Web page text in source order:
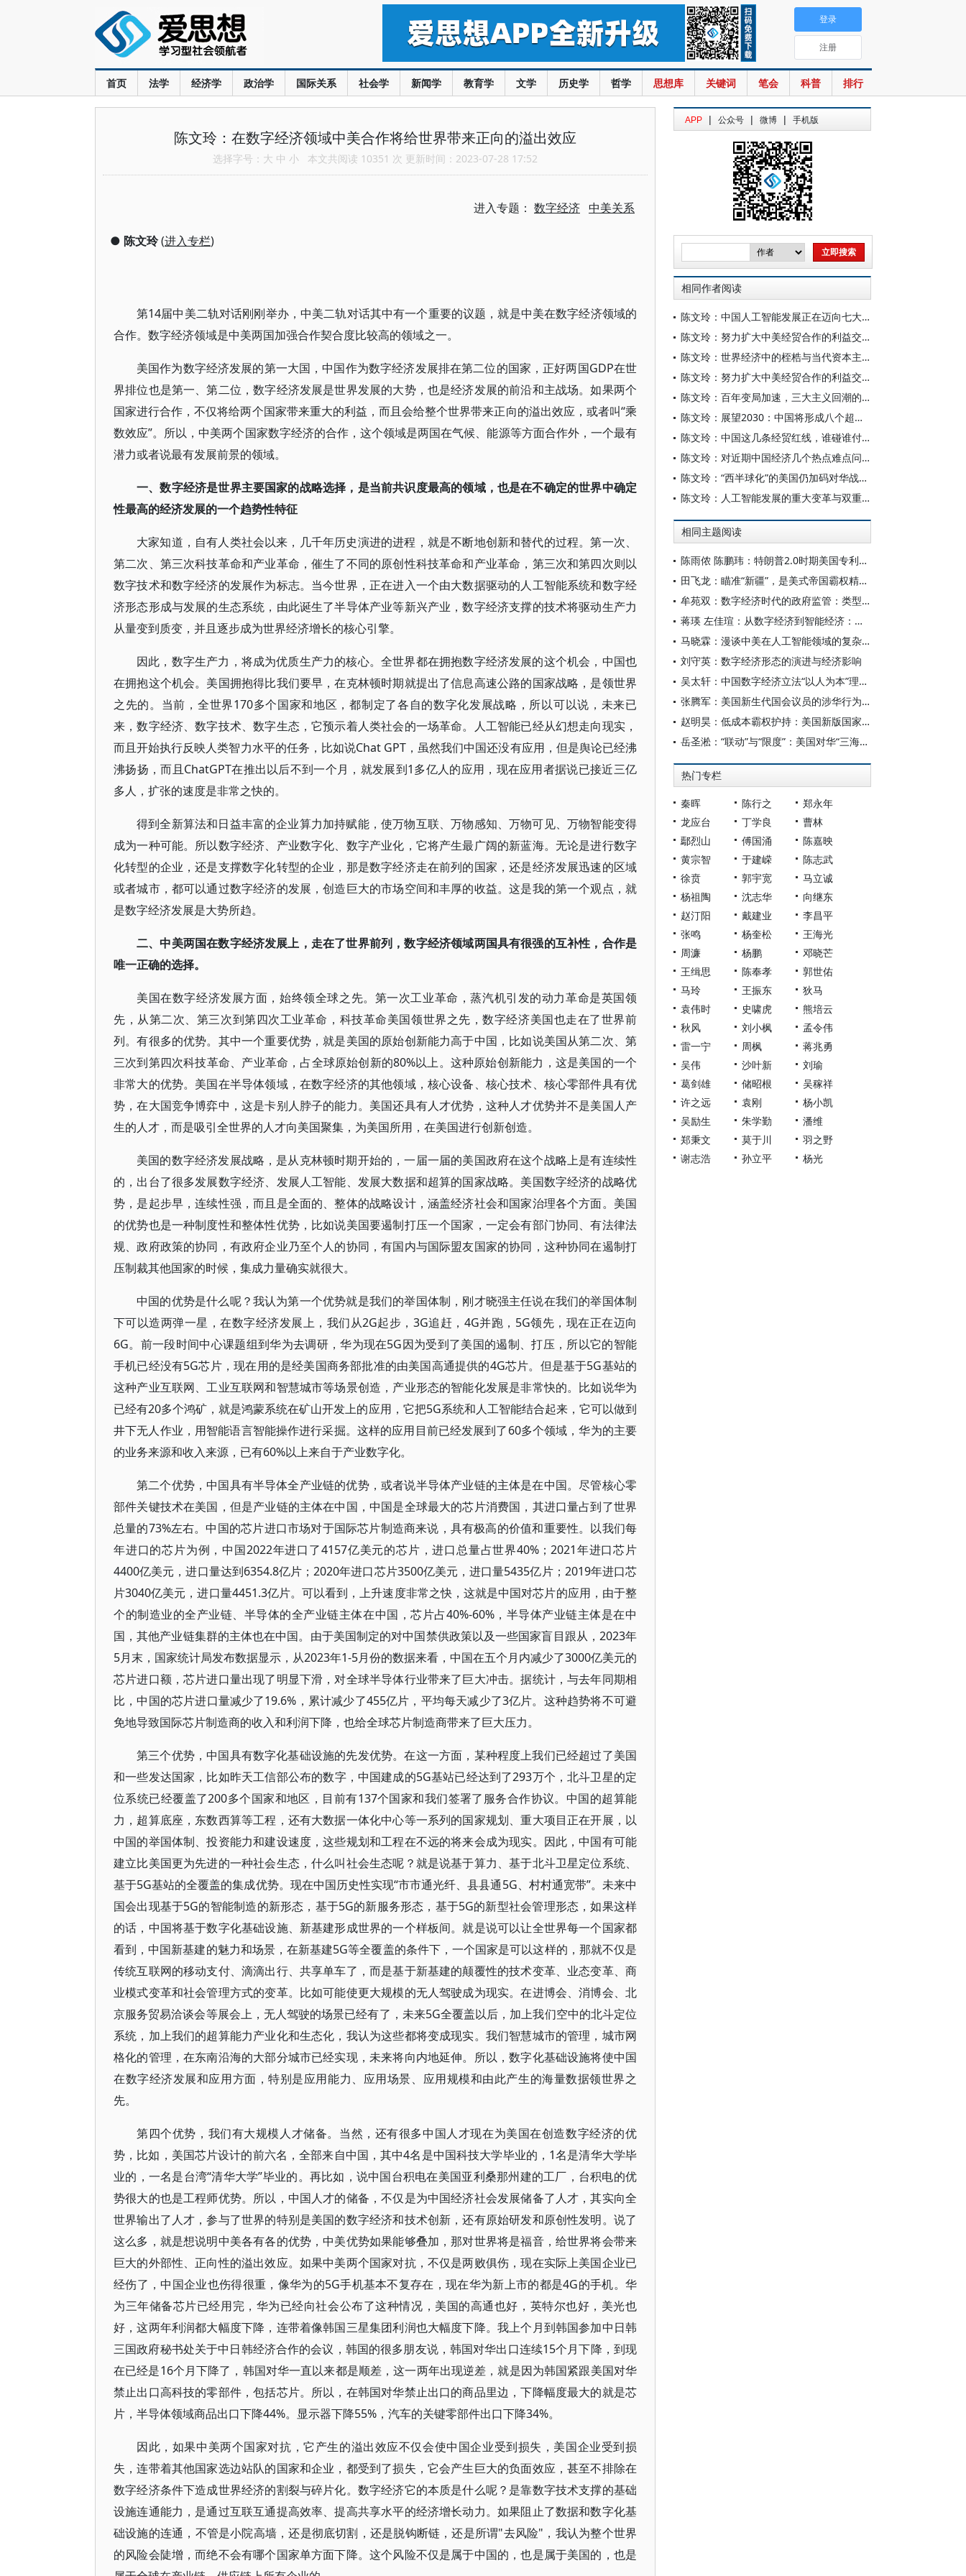
首页 法学 经济学 政治学 国际关系 社会学 新闻学 教育学 文学 历史学 哲学 思想库 关键词 笔会 科普 排行
登录
注册
陈文玲：在数字经济领域中美合作将给世界带来正向的溢出效应
选择字号： 大 中 小 本文共阅读 10351 次 更新时间：2023-07-28 17:52
进入专题： 数字经济 中美关系
● 陈文玲(进入专栏)
第14届中美二轨对话刚刚举办，中美二轨对话其中有一个重要的议题，就是中美在数字经济领域的
合作。数字经济领域是中美两国加强合作契合度比较高的领域之一。
美国作为数字经济发展的第一大国，中国作为数字经济发展排在第二位的国家，正好两国GDP在世
界排位也是第一、第二位，数字经济发展是世界发展的大势，也是经济发展的前沿和主战场。如果两个
国家进行合作，不仅将给两个国家带来重大的利益，而且会给整个世界带来正向的溢出效应，或者叫“乘
数效应”。所以，中美两个国家数字经济的合作，这个领域是两国在气候、能源等方面合作外，一个最有
潜力或者说最有发展前景的领域。
一、数字经济是世界主要国家的战略选择，是当前共识度最高的领域，也是在不确定的世界中确定
性最高的经济发展的一个趋势性特征
大家知道，自有人类社会以来，几千年历史演进的进程，就是不断地创新和替代的过程。第一次、
第二次、第三次科技革命和产业革命，催生了不同的原创性科技革命和产业革命，第三次和第四次则以
数字技术和数字经济的发展作为标志。当今世界，正在进入一个由大数据驱动的人工智能系统和数字经
济形态形成与发展的生态系统，由此诞生了半导体产业等新兴产业，数字经济支撑的技术将驱动生产力
从量变到质变，并且逐步成为世界经济增长的核心引擎。
因此，数字生产力，将成为优质生产力的核心。全世界都在拥抱数字经济发展的这个机会，中国也
在拥抱这个机会。美国拥抱得比我们要早，在克林顿时期就提出了信息高速公路的国家战略，是领世界
之先的。当前，全世界170多个国家和地区，都制定了各自的数字化发展战略，所以可以说，未来已
来，数字经济、数字技术、数字生态，它预示着人类社会的一场革命。人工智能已经从幻想走向现实，
而且开始执行反映人类智力水平的任务，比如说Chat GPT，虽然我们中国还没有应用，但是舆论已经沸
沸扬扬，而且ChatGPT在推出以后不到一个月，就发展到1多亿人的应用，现在应用者据说已接近三亿
多人，扩张的速度是非常之快的。
得到全新算法和日益丰富的企业算力加持赋能，使万物互联、万物感知、万物可见、万物智能变得
成为一种可能。所以数字经济、产业数字化、数字产业化，它将产生最广阔的新蓝海。无论是进行数字
化转型的企业，还是支撑数字化转型的企业，那是数字经济走在前列的国家，还是经济发展迅速的区域
或者城市，都可以通过数字经济的发展，创造巨大的市场空间和丰厚的收益。这是我的第一个观点，就
是数字经济发展是大势所趋。
二、中美两国在数字经济发展上，走在了世界前列，数字经济领域两国具有很强的互补性，合作是
唯一正确的选择。
美国在数字经济发展方面，始终领全球之先。第一次工业革命，蒸汽机引发的动力革命是英国领
先，从第二次、第三次到第四次工业革命，科技革命美国领世界之先，数字经济美国也走在了世界前
列。有很多的优势。其中一个重要优势，就是美国的原始创新能力高于中国，比如说美国从第二次、第
三次到第四次科技革命、产业革命，占全球原始创新的80%以上。这种原始创新能力，这是美国的一个
非常大的优势。美国在半导体领域，在数字经济的其他领域，核心设备、核心技术、核心零部件具有优
势，在大国竞争博弈中，这是卡别人脖子的能力。美国还具有人才优势，这种人才优势并不是美国人产
生的人才，而是吸引全世界的人才向美国聚集，为美国所用，在美国进行创新创造。
美国的数字经济发展战略，是从克林顿时期开始的，一届一届的美国政府在这个战略上是有连续性
的，出台了很多发展数字经济、发展人工智能、发展大数据和超算的国家战略。美国数字经济的战略优
势，是起步早，连续性强，而且是全面的、整体的战略设计，涵盖经济社会和国家治理各个方面。美国
的优势也是一种制度性和整体性优势，比如说美国要遏制打压一个国家，一定会有部门协同、有法律法
规、政府政策的协同，有政府企业乃至个人的协同，有国内与国际盟友国家的协同，这种协同在遏制打
压制裁其他国家的时候，集成力量确实就很大。
中国的优势是什么呢？我认为第一个优势就是我们的举国体制，刚才晓强主任说在我们的举国体制
下可以造两弹一星，在数字经济发展上，我们从2G起步，3G追赶，4G并跑，5G领先，现在正在迈向
6G。前一段时间中心课题组到华为去调研，华为现在5G因为受到了美国的遏制、打压，所以它的智能
手机已经没有5G芯片，现在用的是经美国商务部批准的由美国高通提供的4G芯片。但是基于5G基站的
这种产业互联网、工业互联网和智慧城市等场景创造，产业形态的智能化发展是非常快的。比如说华为
已经有20多个鸿矿，就是鸿蒙系统在矿山开发上的应用，它把5G系统和人工智能结合起来，它可以做到
井下无人作业，用智能语言智能操作进行采掘。这样的应用目前已经发展到了60多个领域，华为的主要
的业务来源和收入来源，已有60%以上来自于产业数字化。
第二个优势，中国具有半导体全产业链的优势，或者说半导体产业链的主体是在中国。尽管核心零
部件关键技术在美国，但是产业链的主体在中国，中国是全球最大的芯片消费国，其进口量占到了世界
总量的73%左右。中国的芯片进口市场对于国际芯片制造商来说，具有极高的价值和重要性。以我们每
年进口的芯片为例，中国2022年进口了4157亿美元的芯片，进口总量占世界40%；2021年进口芯片
4400亿美元，进口量达到6354.8亿片；2020年进口芯片3500亿美元，进口量5435亿片；2019年进口芯
片3040亿美元，进口量4451.3亿片。可以看到，上升速度非常之快，这就是中国对芯片的应用，由于整
个的制造业的全产业链、半导体的全产业链主体在中国，芯片占40%-60%，半导体产业链主体是在中
国，其他产业链集群的主体也在中国。由于美国制定的对中国禁供政策以及一些国家盲目跟从，2023年
5月末，国家统计局发布数据显示，从2023年1-5月份的数据来看，中国在五个月内减少了3000亿美元的
芯片进口额，芯片进口量出现了明显下滑，对全球半导体行业带来了巨大冲击。据统计，与去年同期相
比，中国的芯片进口量减少了19.6%，累计减少了455亿片，平均每天减少了3亿片。这种趋势将不可避
免地导致国际芯片制造商的收入和利润下降，也给全球芯片制造商带来了巨大压力。
第三个优势，中国具有数字化基础设施的先发优势。在这一方面，某种程度上我们已经超过了美国
和一些发达国家，比如昨天工信部公布的数字，中国建成的5G基站已经达到了293万个，北斗卫星的定
位系统已经覆盖了200多个国家和地区，目前有137个国家和我们签署了服务合作协议。中国的超算能
力，超算底座，东数西算等工程，还有大数据一体化中心等一系列的国家规划、重大项目正在开展，以
中国的举国体制、投资能力和建设速度，这些规划和工程在不远的将来会成为现实。因此，中国有可能
建立比美国更为先进的一种社会生态，什么叫社会生态呢？就是说基于算力、基于北斗卫星定位系统、
基于5G基站的全覆盖的集成优势。现在中国历史性实现“市市通光纤、县县通5G、村村通宽带”。未来中
国会出现基于5G的智能制造的新形态，基于5G的新服务形态，基于5G的新型社会管理形态，如果这样
的话，中国将基于数字化基础设施、新基建形成世界的一个样板间。就是说可以让全世界每一个国家都
看到，中国新基建的魅力和场景，在新基建5G等全覆盖的条件下，一个国家是可以这样的，那就不仅是
传统互联网的移动支付、滴滴出行、共享单车了，而是基于新基建的颠覆性的技术变革、业态变革、商
业模式变革和社会管理方式的变革。比如可能使更大规模的无人驾驶成为现实。在进博会、消博会、北
京服务贸易洽谈会等展会上，无人驾驶的场景已经有了，未来5G全覆盖以后，加上我们空中的北斗定位
系统，加上我们的超算能力产业化和生态化，我认为这些都将变成现实。我们智慧城市的管理，城市网
格化的管理，在东南沿海的大部分城市已经实现，未来将向内地延伸。所以，数字化基础设施将使中国
在数字经济发展和应用方面，特别是应用能力、应用场景、应用规模和由此产生的海量数据领世界之
先。
第四个优势，我们有大规模人才储备。当然，还有很多中国人才现在为美国在创造数字经济的优
势，比如，美国芯片设计的前六名，全部来自中国，其中4名是中国科技大学毕业的，1名是清华大学毕
业的，一名是台湾“清华大学”毕业的。再比如，说中国台积电在美国亚利桑那州建的工厂，台积电的优
势很大的也是工程师优势。所以，中国人才的储备，不仅是为中国经济社会发展储备了人才，其实向全
世界输出了人才，参与了世界的特别是美国的数字经济和技术创新，还有原始研发和原创性发明。说了
这么多，就是想说明中美各有各的优势，中美优势如果能够叠加，那对世界将是福音，给世界将会带来
巨大的外部性、正向性的溢出效应。如果中美两个国家对抗，不仅是两败俱伤，现在实际上美国企业已
经伤了，中国企业也伤得很重，像华为的5G手机基本不复存在，现在华为新上市的都是4G的手机。华
为三年储备芯片已经用完，华为已经向社会公布了这种情况，美国的高通也好，英特尔也好，美光也
好，这两年利润都大幅度下降，连带着像韩国三星集团利润也大幅度下降。我上个月到韩国参加中日韩
三国政府秘书处关于中日韩经济合作的会议，韩国的很多朋友说，韩国对华出口连续15个月下降，到现
在已经是16个月下降了，韩国对华一直以来都是顺差，这一两年出现逆差，就是因为韩国紧跟美国对华
禁止出口高科技的零部件，包括芯片。所以，在韩国对华禁止出口的商品里边，下降幅度最大的就是芯
片，半导体领域商品出口下降44%。显示器下降55%，汽车的关键零部件出口下降34%。
因此，如果中美两个国家对抗，它产生的溢出效应不仅会使中国企业受到损失，美国企业受到损
失，连带着其他国家选边站队的国家和企业，都受到了损失，它会产生巨大的负面效应，甚至不排除在
数字经济条件下造成世界经济的割裂与碎片化。数字经济它的本质是什么呢？是靠数字技术支撑的基础
设施连通能力，是通过互联互通提高效率、提高共享水平的经济增长动力。如果阻止了数据和数字化基
础设施的连通，不管是小院高墙，还是彻底切割，还是脱钩断链，还是所谓"去风险"，我认为整个世界
的风险会陡增，而绝不会有哪个国家单方面下降。这个风险不仅是属于中国的，也是属于美国的，也是
APP | 公众号 | 微博 | 手机版
相同作者阅读
陈文玲：中国人工智能发展正在迈向七大跃迁
陈文玲：努力扩大中美经贸合作的利益交汇点——相向而行 在博弈中实现共生
陈文玲：世界经济中的桎梏与当代资本主义危机
陈文玲：努力扩大中美经贸合作的利益交汇点 为世界经济注入更多的确定性与稳定性
陈文玲：百年变局加速，三大主义回潮的深层冲击
陈文玲：展望2030：中国将形成八个超大规模场景
陈文玲：中国这几条经贸红线，谁碰谁付出代价
陈文玲：对近期中国经济几个热点难点问题的深度解析
陈文玲：“西半球化”的美国仍加码对华战略，中国需构筑四条经贸底线
陈文玲：人工智能发展的重大变革与双重场景
相同主题阅读
陈雨侬 陈鹏玮：特朗普2.0时期美国专利制度的“武器化”演进与中国应对
田飞龙：瞄准“新疆”，是美式帝国霸权精心酝酿的专项行动
牟苑双：数字经济时代的政府监管：类型、挑战与路径
蒋瑛 左佳瑄：从数字经济到智能经济：中国社会分层的特点与变迁
马晓霖：漫谈中美在人工智能领域的复杂博弈
刘守英：数字经济形态的演进与经济影响
吴太轩：中国数字经济立法“以人为本”理念的生成逻辑与制度实现
张腾军：美国新生代国会议员的涉华行为及其影响探析
赵明昊：低成本霸权护持：美国新版国家安全战略与中美博弈
岳圣淞：“联动”与“限度”：美国对华“三海联动”战略探析
热门专栏
秦晖 陈行之
郑永年
龙应台
丁学良
曹林
鄢烈山
傅国涌
陈嘉映
黄宗智
于建嵘
陈志武
徐贲
郭宇宽
马立诚
杨祖陶
沈志华
向继东
赵汀阳
戴建业
李昌平
张鸣
杨奎松
王海光
周濂
杨鹏
邓晓芒
王缉思
陈奉孝
郭世佑
马玲
王振东
狄马
袁伟时
史啸虎
熊培云
秋风
刘小枫
孟令伟
雷一宁
周枫
蒋兆勇
吴伟
沙叶新
刘瑜
葛剑雄
储昭根
吴稼祥
许之远
袁刚
杨小凯
吴励生
朱学勤
潘维
郑秉文
莫于川
羽之野
谢志浩
孙立平 杨光